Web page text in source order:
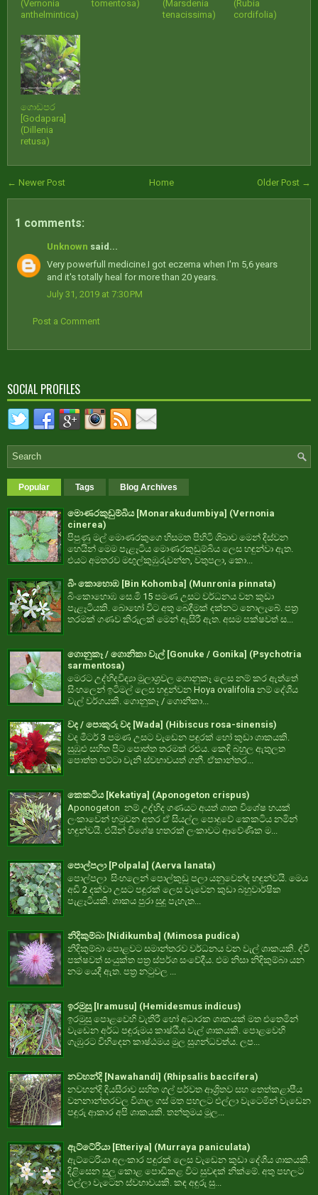
(Vernonia
anthelmintica)
tomentosa)
(Marsdenia
tenacissima)
(Rubia
cordifolia)
ගොඩපර
[Godapara]
(Dillenia
retusa)
← Newer Post Older Post →
Home
1 comments:
Unknown said...
Very powerfull medicine.I got eczema when I'm 5,6 years
and it's totally heal for more than 20 years.
July 31, 2019 at 7:30 PM
Post a Comment
SOCIAL PROFILES
Popular Tags Blog Archives
මොණරකුඩුම්බිය [Monarakudumbiya] (Vernonia
cinerea)
පිපුණු මල් මොණරකුගෙ හිසමත පිහිටි ශිඛාව මෙන් දිස්වන
හෙයින් මෙම පැළෑටිය මොණරකුඩුම්බිය ලෙස හඳුන්වා ඇත.
එයට අමතරව මඟුල්කුඹුරුවන්න, වතුපලා, කො...
බිං කොහොඹ [Bin Kohomba] (Munronia pinnata)
බිංකොහොඹ සෙ.මි 15 පමණ උසට වර්ධනය වන කුඩා
පැළෑටියකි. බොහෝ විට අතු බෙදීමක් දක්නට නොලැබේ. පත්‍ර
තරමක් ගණව කිරුලක් මෙන් ඇසිරී ඇත. අසම පක්ෂවත් ස...
ගොනුකෑ / ගොනිකා වැල් [Gonuke / Gonika] (Psychotria
sarmentosa)
මෙරට උද්භිදවිද්‍යා මූලාශ්‍රවල ගොනුකෑ ලෙස නම් කර ඇත්තේ
සිංහලෙන් ඉටිමල් ලෙස හඳුන්වන Hoya ovalifolia නම් දේශීය
වැල් වර්ගයකි. ගොනුකෑ / ගොනිකා...
වද / පොකුරු වද [Wada] (Hibiscus rosa-sinensis)
වද මීටර් 3 පමණ උසට වැඩෙන පඳුරක් හෝ කුඩා ශාකයකි.
සුඹුළු සහිත පිට පොත්ත තරමක් රළුය. කෙඳි බහුල ඇතුලත
පොත්ත පට්ටා වැනි ස්වභාවයත් ගනී. ඒකාන්තර...
කෙකටිය [Kekatiya] (Aponogeton crispus)
Aponogeton නම් උද්භිද ගණයට අයත් ශාක විශේෂ හයක්
ලංකාවෙන් හමුවන අතර ඒ සියල්ල පොදුවේ කෙකටිය නමින්
හඳුන්වයි. එයින් විශේෂ හතරක් ලංකාවට ආවේණික ම...
පොල්පලා [Polpala] (Aerva lanata)
පොල්පලා සිංහලෙන් පොල්කුඩු පලා යනුවෙන්ද හඳුන්වයි. මෙය
අඩි 2 දක්වා උසට පඳුරක් ලෙස වැවෙන කුඩා බහුවාර්ෂික
පැළෑටියකි. ශාකය පුරා සුදු පැහැත...
නිදිකුම්බා [Nidikumba] (Mimosa pudica)
නිදිකුම්බා පොළවට සමාන්තරව වර්ධනය වන වැල් ශාකයකි. ද්වී
පක්ෂවත් සංයුක්ත පත්‍ර ස්පර්ශ සංවේදීය. එම නිසා නිදිකුම්බා යන
නම යෙදී ඇත. පත්‍ර නටුවල ...
ඉරමුසු [Iramusu] (Hemidesmus indicus)
ඉරමුසු පොළවෙහි වැතිරී හෝ අධාරක ශාකයක් මත එතෙමින්
වැඩෙන අර්ධ පඳුරුමය කාෂ්ඨීය වැල් ශාකයකි. පොළවෙහි
ගැඹුරට විහිදෙන කාෂ්ඨමය මුල සුගන්ධවත්ය. ලප...
නවහන්දි [Nawahandi] (Rhipsalis baccifera)
නවහන්දි දියසීරාව සහිත ගල් පර්වත ආශ්‍රිතව සහ තෙත්කළාපීය
වනනාන්තරවල විශාල ගස් මත පහලට එල්ලා වැටෙමින් වැඩෙන
පඳුරු ආකාර අපි ශාකයකි. තන්තුමය මූල...
ඇට්ටේරියා [Etteriya] (Murraya paniculata)
ඇට්ටෙරියා අලංකාර පඳුරක් ලෙස වැඩෙන කුඩා දේශීය ශාකයකි.
දිළිසෙන සුලු කොළ පොඩිකළ විට සුවඳක් නික්මේ. අතු පහලට
එල්ලා වැටෙන ස්වභාවයකි. කඳ අඳුරු සු...